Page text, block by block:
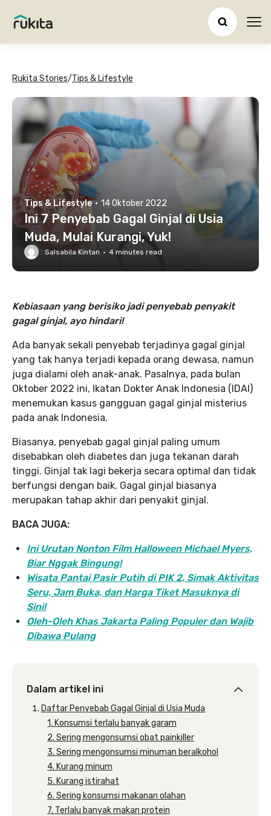
Rukita Stories/Tips & Lifestyle
Tips & Lifestyle · 14 Oktober 2022
Ini 7 Penyebab Gagal Ginjal di Usia
Muda, Mulai Kurangi, Yuk!
Salsabila Kintan · 4 minutes read
Kebiasaan yang berisiko jadi penyebab penyakit
gagal ginjal, ayo hindari!
Ada banyak sekali penyebab terjadinya gagal ginjal
yang tak hanya terjadi kepada orang dewasa, namun
juga dialami oleh anak-anak. Pasalnya, pada bulan
Oktober 2022 ini, Ikatan Dokter Anak Indonesia (IDAI)
menemukan kasus gangguan gagal ginjal misterius
pada anak Indonesia.
Biasanya, penyebab gagal ginjal paling umum
disebabkan oleh diabetes dan juga tekanan darah
tinggi. Ginjal tak lagi bekerja secara optimal dan tidak
berfungsi dengan baik. Gagal ginjal biasanya
merupakan tahap akhir dari penyakit ginjal.
BACA JUGA:
Ini Urutan Nonton Film Halloween Michael Myers,
Biar Nggak Bingung!
Wisata Pantai Pasir Putih di PIK 2, Simak Aktivitas
Seru, Jam Buka, dan Harga Tiket Masuknya di
Sini!
Oleh-Oleh Khas Jakarta Paling Populer dan Wajib
Dibawa Pulang
Dalam artikel ini
Daftar Penyebab Gagal Ginjal di Usia Muda
1. Konsumsi terlalu banyak garam
2. Sering mengonsumsi obat painkiller
3. Sering mengonsumsi minuman beralkohol
4. Kurang minum
5. Kurang istirahat
6. Sering konsumsi makanan olahan
7. Terlalu banyak makan protein